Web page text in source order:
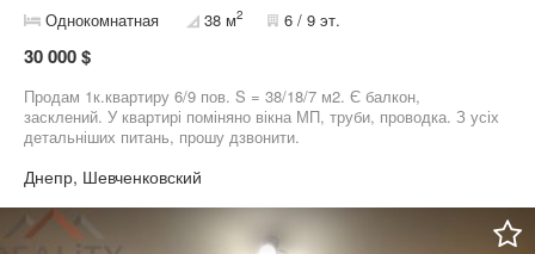
Однокомнатная 38 м2 6 / 9 эт.
30 000 $
Продам 1к.квартиру 6/9 пов. S = 38/18/7 м2. Є балкон,
засклений. У квартирі поміняно вікна МП, труби, проводка. З усіх
детальніших питань, прошу дзвонити.
Днепр, Шевченковский